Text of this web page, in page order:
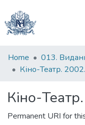
Communities
&
All of DSpace
Home 013.
Кіно-Театр.
Кіно-
Permanent URI for